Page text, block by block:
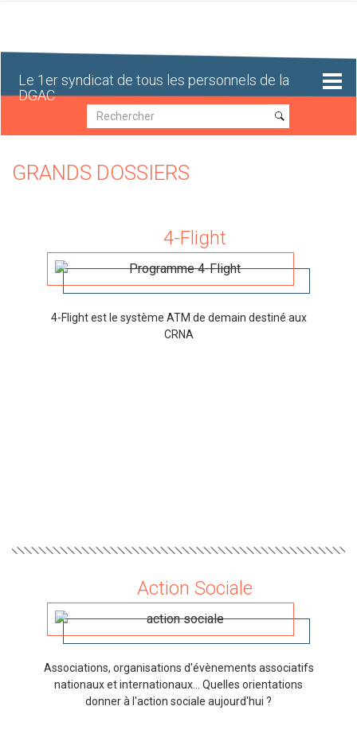
Le 1er syndicat de tous les personnels de la
DGAC
Recherche
Recherche
GRANDS DOSSIERS
4-Flight
4-Flight est le système ATM de demain destiné aux
CRNA
Action Sociale
Associations, organisations d'évènements associatifs
nationaux et internationaux... Quelles orientations
donner à l'action sociale aujourd'hui ?